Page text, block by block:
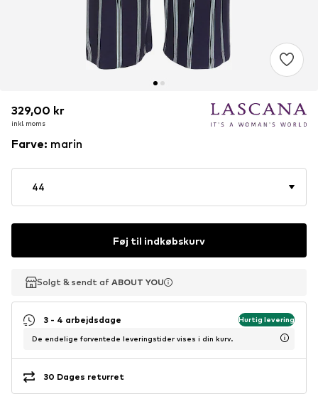
329,00 kr
inkl. moms
329,00 kr
inkl. moms
329,00 kr
inkl. moms
Farve: marin
44
Føj til indkøbskurv
Solgt & sendt af ABOUT YOU
Solgt & sendt af ABOUT YOU
3 - 4 arbejdsdage Hurtig levering
De endelige forventede leveringstider vises i din kurv.
30 Dages returret